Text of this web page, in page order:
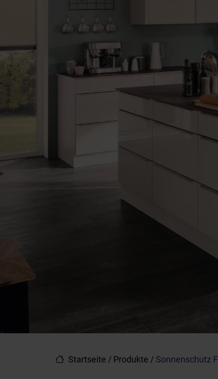
Startseite / Produkte / Sonnenschutz